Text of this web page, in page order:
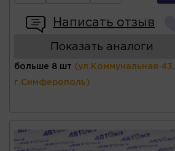
Написать отзыв
Показать аналоги
больше 8 шт (ул.Коммунальная 43,
г.Симферополь)